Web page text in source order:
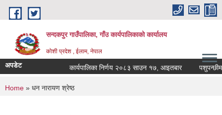
Skip to main content
सन्दकपुर गाउँपालिका, गाँउ कार्यपालिकाको कार्यालय
कोशी प्रदेश , ईलाम, नेपाल
अपडेट कार्यपालिका निर्णय २०८३ साउन १७, आइतबार पशुपन्छीमा
You are here
Home » धन नारायण श्रेष्ठ